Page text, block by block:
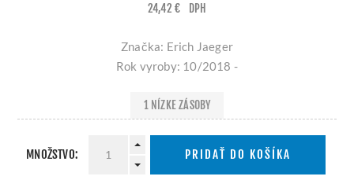
24,42 €
DPH
Značka: Erich Jaeger
Rok vyroby: 10/2018 -
1 NÍZKE ZÁSOBY
MNOŽSTVO: PRIDAŤ DO KOŠÍKA